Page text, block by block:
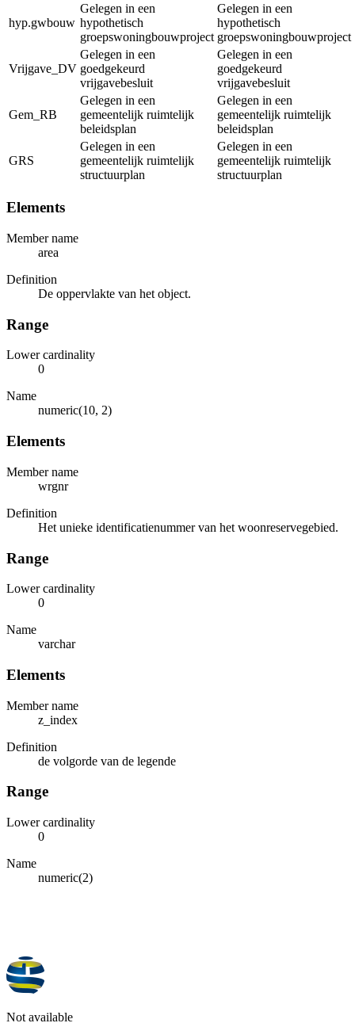
hyp.gwbouw
Gelegen in een
hypothetisch
groepswoningbouwproject
Gelegen in een
hypothetisch
groepswoningbouwproject
Vrijgave_DV
Gelegen in een
goedgekeurd
vrijgavebesluit
Gelegen in een
goedgekeurd
vrijgavebesluit
Gem_RB
Gelegen in een
gemeentelijk ruimtelijk
beleidsplan
Gelegen in een
gemeentelijk ruimtelijk
beleidsplan
GRS
Gelegen in een
gemeentelijk ruimtelijk
structuurplan
Gelegen in een
gemeentelijk ruimtelijk
structuurplan
Elements
Member name
area
Definition
De oppervlakte van het object.
Range
Lower cardinality
0
Name
numeric(10, 2)
Elements
Member name
wrgnr
Definition
Het unieke identificatienummer van het woonreservegebied.
Range
Lower cardinality
0
Name
varchar
Elements
Member name
z_index
Definition
de volgorde van de legende
Range
Lower cardinality
0
Name
numeric(2)
Not available